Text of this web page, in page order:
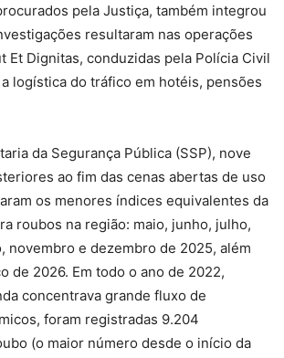
pela Justiça, também integrou
resultaram nas operações
Et Dignitas, conduzidas pela Polícia Civil
logística do tráfico em hotéis, pensões
da Segurança Pública (SSP), nove
ao fim das cenas abertas de uso
os menores índices equivalentes da
roubos na região: maio, junho, julho,
novembro e dezembro de 2025, além
de 2026. Em todo o ano de 2022,
concentrava grande fluxo de
foram registradas 9.204
(o maior número desde o início da